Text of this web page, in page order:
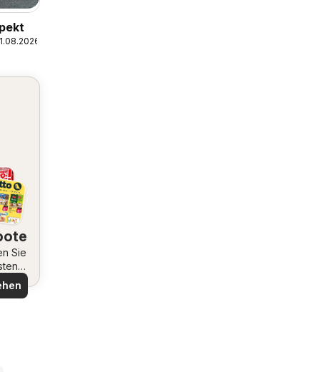
Sie